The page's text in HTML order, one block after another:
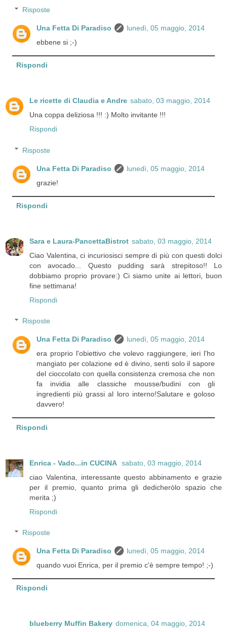
Risposte
Una Fetta Di Paradiso
lunedì, 05 maggio, 2014
ebbene si ;-)
Rispondi
Le ricette di Claudia e Andre sabato, 03 maggio, 2014
Una coppa deliziosa !!! :) Molto invitante !!!
Rispondi
Risposte
Una Fetta Di Paradiso
lunedì, 05 maggio, 2014
grazie!
Rispondi
Sara e Laura-PancettaBistrot sabato, 03 maggio, 2014
Ciao Valentina, ci incuriosisci sempre di più con questi dolci
con avocado... Questo pudding sarà strepitoso!! Lo
dobbiamo proprio provare:) Ci siamo unite ai lettori, buon
fine settimana!
Rispondi
Risposte
Una Fetta Di Paradiso
lunedì, 05 maggio, 2014
era proprio l'obiettivo che volevo raggiungere, ieri l'ho
mangiato per colazione ed è divino, senti solo il sapore
del cioccolato con quella consistenza cremosa che non
fa invidia alle classiche mousse/budini con gli
ingredienti più grassi al loro interno!Salutare e goloso
davvero!
Rispondi
Enrica - Vado...in CUCINA sabato, 03 maggio, 2014
ciao Valentina, interessante questo abbinamento e grazie
per il premio, quanto prima gli dedicheròlo spazio che
merita ;)
Rispondi
Risposte
Una Fetta Di Paradiso
lunedì, 05 maggio, 2014
quando vuoi Enrica, per il premio c'è sempre tempo! ;-)
Rispondi
blueberry Muffin Bakery domenica, 04 maggio, 2014